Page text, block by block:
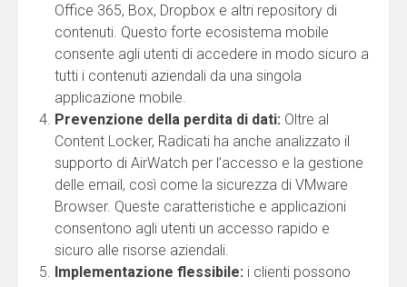
Office 365, Box, Dropbox e altri repository di
contenuti. Questo forte ecosistema mobile
consente agli utenti di accedere in modo sicuro a
tutti i contenuti aziendali da una singola
applicazione mobile.
Prevenzione della perdita di dati: Oltre al
Content Locker, Radicati ha anche analizzato il
supporto di AirWatch per l’accesso e la gestione
delle email, così come la sicurezza di VMware
Browser. Queste caratteristiche e applicazioni
consentono agli utenti un accesso rapido e
sicuro alle risorse aziendali.
Implementazione flessibile: i clienti possono